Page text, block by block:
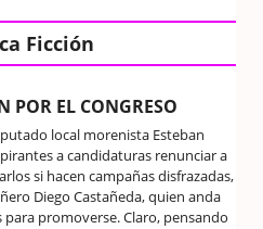
Ficción
POR EL CONGRESO
local morenista Esteban
a candidaturas renunciar a
si hacen campañas disfrazadas,
Diego Castañeda, quien anda
promoverse. Claro, pensando